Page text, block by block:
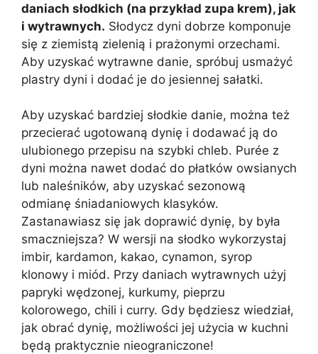
daniach słodkich (na przykład zupa krem), jak
i wytrawnych. Słodycz dyni dobrze komponuje
się z ziemistą zielenią i prażonymi orzechami.
Aby uzyskać wytrawne danie, spróbuj usmażyć
plastry dyni i dodać je do jesiennej sałatki.
Aby uzyskać bardziej słodkie danie, można też
przecierać ugotowaną dynię i dodawać ją do
ulubionego przepisu na szybki chleb. Purée z
dyni można nawet dodać do płatków owsianych
lub naleśników, aby uzyskać sezonową
odmianę śniadaniowych klasyków.
Zastanawiasz się jak doprawić dynię, by była
smaczniejsza? W wersji na słodko wykorzystaj
imbir, kardamon, kakao, cynamon, syrop
klonowy i miód. Przy daniach wytrawnych użyj
papryki wędzonej, kurkumy, pieprzu
kolorowego, chili i curry. Gdy będziesz wiedział,
jak obrać dynię, możliwości jej użycia w kuchni
będą praktycznie nieograniczone!